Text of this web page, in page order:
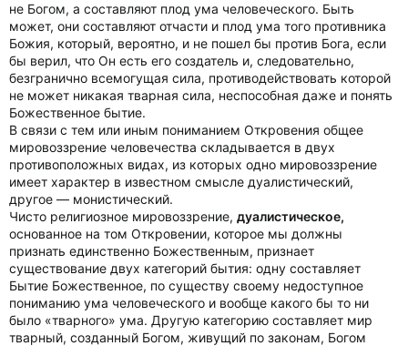
не Богом, а составляют плод ума человеческого. Быть
может, они составляют отчасти и плод ума того противника
Божия, который, вероятно, и не пошел бы против Бога, если
бы верил, что Он есть его создатель и, следовательно,
безгранично всемогущая сила, противодействовать которой
не может никакая тварная сила, неспособная даже и понять
Божественное бытие.
В связи с тем или иным пониманием Откровения общее
мировоззрение человечества складывается в двух
противоположных видах, из которых одно мировоззрение
имеет характер в известном смысле дуалистический,
другое — монистический.
Чисто религиозное мировоззрение, дуалистическое,
основанное на том Откровении, которое мы должны
признать единственно Божественным, признает
существование двух категорий бытия: одну составляет
Бытие Божественное, по существу своему недоступное
пониманию ума человеческого и вообще какого бы то ни
было «тварного» ума. Другую категорию составляет мир
тварный, созданный Богом, живущий по законам, Богом